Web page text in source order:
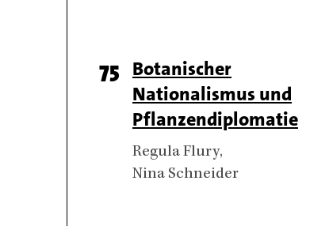
Page
number
75 Titel
Botanischer
Nationalismus und
Pflanzendiplomatie
Authors
Regula Flury
Nina Schneider